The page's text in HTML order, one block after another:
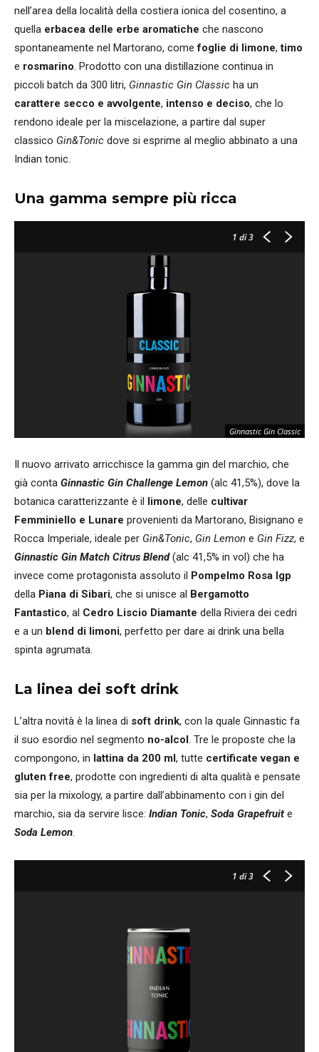
nell’area della località della costiera ionica del cosentino, a
quella erbacea delle erbe aromatiche che nascono
spontaneamente nel Martorano, comefoglie di limone,timo
e rosmarino. Prodotto con una distillazione continua in
piccoli batch da 300 litri, Ginnastic Gin Classic ha un
carattere secco e avvolgente, intenso e deciso, che lo
rendono ideale per la miscelazione, a partire dal super
classico Gin&Tonic dove si esprime al meglio abbinato a una
Indian tonic.
Una gamma sempre più ricca
1 di 3
Ginnastic Gin Classic
Il nuovo arrivato arricchisce la gamma gin del marchio, che
già conta Ginnastic Gin Challenge Lemon (alc 41,5%), dove la
botanica caratterizzante è il limone, delle cultivar
Femminiello e Lunare provenienti da Martorano, Bisignano e
Rocca Imperiale, ideale per Gin&Tonic, Gin Lemon e Gin Fizz, e
Ginnastic Gin Match Citrus Blend(alc 41,5% in vol) che ha
invece come protagonista assoluto il Pompelmo Rosa Igp
della Piana di Sibari, che si unisce al Bergamotto
Fantastico, al Cedro Liscio Diamante della Riviera dei cedri
e a un blend di limoni, perfetto per dare ai drink una bella
spinta agrumata.
La linea dei soft drink
L’altra novità è la linea di soft drink, con la quale Ginnastic fa
il suo esordio nel segmento no-alcol. Tre le proposte che la
compongono, in lattina da 200 ml, tutte certificate vegan e
gluten free, prodotte con ingredienti di alta qualità e pensate
sia per la mixology, a partire dall’abbinamento con i gin del
marchio, sia da servire lisce: Indian Tonic, Soda Grapefruit e
Soda Lemon.
1 di 3